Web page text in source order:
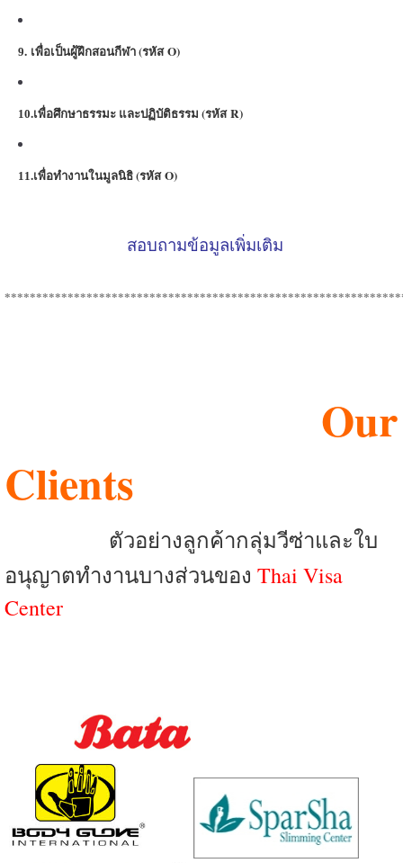
9. เพื่อเป็นผู้ฝึกสอนกีฬา (รหัส O)
10.เพื่อศึกษาธรรมะ และปฏิบัติธรรม (รหัส R)
11.เพื่อทำงานในมูลนิธิ (รหัส O)
สอบถามข้อมูลเพิ่มเติม
Our
Clients
ตัวอย่างลูกค้ากลุ่มวีซ่าและใบ
อนุญาตทำงานบางส่วนของ Thai Visa
Center